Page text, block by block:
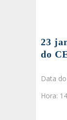
23
do
Data
Hora: